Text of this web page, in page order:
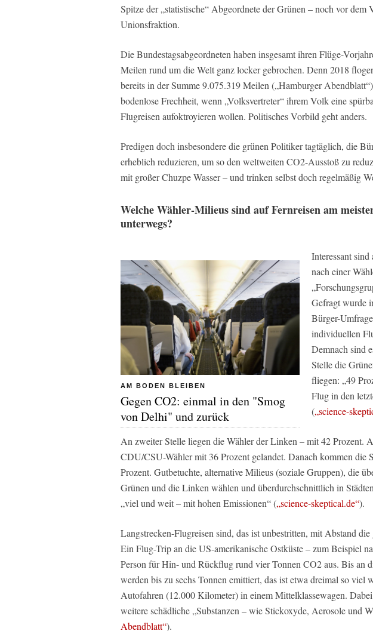
Spitze der „statistische“ Abgeordnete der Grünen – noch vor dem
Unionsfraktion.
Die Bundestagsabgeordneten haben insgesamt ihren Flüge-
Meilen rund um die Welt ganz locker gebrochen. Denn 2018
bereits in der Summe 9.075.319 Meilen („Hamburger
bodenlose Frechheit, wenn „Volksvertreter“ ihrem Volk eine
Flugreisen aufoktroyieren wollen. Politisches Vorbild geht anders.
Predigen doch insbesondere die grünen Politiker tagtäglich, die
erheblich reduzieren, um so den weltweiten CO2-Ausstoß zu
mit großer Chuzpe Wasser – und trinken selbst doch regelmäßig
Welche Wähler-Milieus sind auf Fernreisen am
unterwegs?
AM BODEN BLEIBEN
Gegen CO2: einmal in den "Smog
von Delhi" und zurück
Interessant
nach einer
Gefragt wurde
Bürger-
individuellen
Demnach sind
Stelle die
fliegen: „49
Flug in den
(„science-
An zweiter Stelle liegen die Wähler der Linken – mit 42 Prozent.
CDU/CSU-Wähler mit 36 Prozent gelandet. Danach kommen die
Prozent. Gutbetuchte, alternative Milieus (soziale Gruppen), die
Grünen und die Linken wählen und überdurchschnittlich in
„viel und weit – mit hohen Emissionen“ („science-skeptical.de“).
Langstrecken-Flugreisen sind, das ist unbestritten, mit Abstand
Ein Flug-Trip an die US-amerikanische Ostküste – zum Beispiel
Person für Hin- und Rückflug rund vier Tonnen CO2 aus. Bis an
werden bis zu sechs Tonnen emittiert, das ist etwa dreimal so viel
Autofahren (12.000 Kilometer) in einem Mittelklassewagen.
weitere schädliche „Substanzen – wie Stickoxyde, Aerosole und
Abendblatt“).